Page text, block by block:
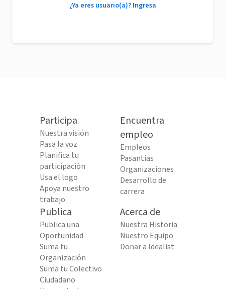
¿Ya eres usuario(a)? Ingresa
Participa
Nuestra visión
Pasa la voz
Planifica tu
participación
Usa el logo
Apoya nuestro
trabajo
Encuentra
empleo
Empleos
Pasantías
Organizaciones
Desarrollo de
carrera
Publica
Publica una
Oportunidad
Suma tu
Organización
Suma tu Colectivo
Ciudadano
Acerca de
Nuestra Historia
Nuestro Equipo
Donar a Idealist